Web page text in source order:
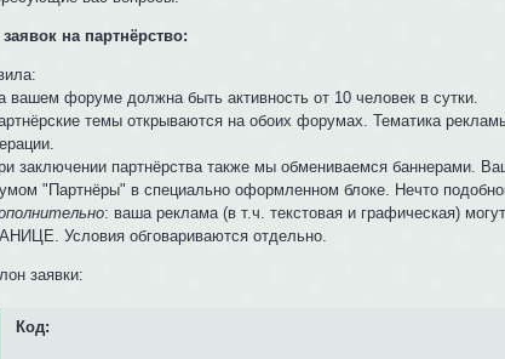
на партнёрство:
вашем форуме должна быть активность от 10 человек в сутки.
темы открываются на обоих форумах. Тематика
заключении партнёрства также мы обмениваемся баннерами.
"Партнёры" в специально оформленном блоке. Нечто
: ваша реклама (в т.ч. текстовая и графическая)
Условия обговариваются отдельно.
заявки:
Код: